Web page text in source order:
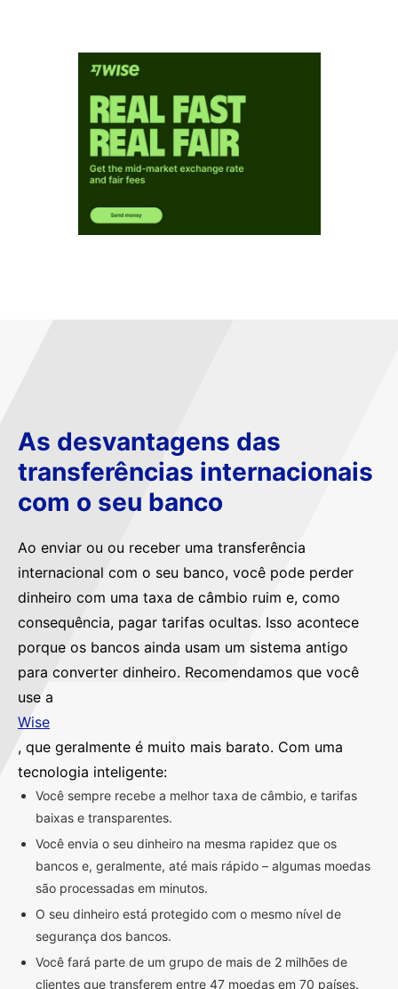
As desvantagens das
transferências internacionais
com o seu banco
Ao enviar ou ou receber uma transferência
internacional com o seu banco, você pode perder
dinheiro com uma taxa de câmbio ruim e, como
consequência, pagar tarifas ocultas. Isso acontece
porque os bancos ainda usam um sistema antigo
para converter dinheiro. Recomendamos que você
use a
Wise
, que geralmente é muito mais barato. Com uma
tecnologia inteligente:
Você sempre recebe a melhor taxa de câmbio, e tarifas
baixas e transparentes.
Você envia o seu dinheiro na mesma rapidez que os
bancos e, geralmente, até mais rápido – algumas moedas
são processadas em minutos.
O seu dinheiro está protegido com o mesmo nível de
segurança dos bancos.
Você fará parte de um grupo de mais de 2 milhões de
clientes que transferem entre 47 moedas em 70 países.